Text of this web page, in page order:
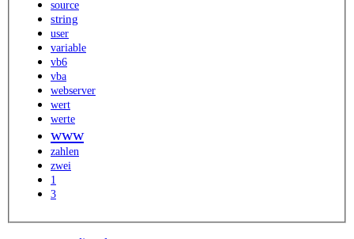
source
string
user
variable
vb6
vba
webserver
wert
werte
www
zahlen
zwei
1
3